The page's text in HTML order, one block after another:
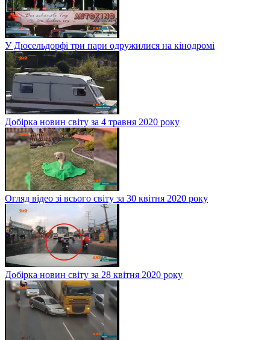
У Дюсельдорфі три пари одружилися на кінодромі
Добірка новин світу за 4 травня 2020 року
Огляд відео зі всього світу за 30 квітня 2020 року
Добірка новин світу за 28 квітня 2020 року